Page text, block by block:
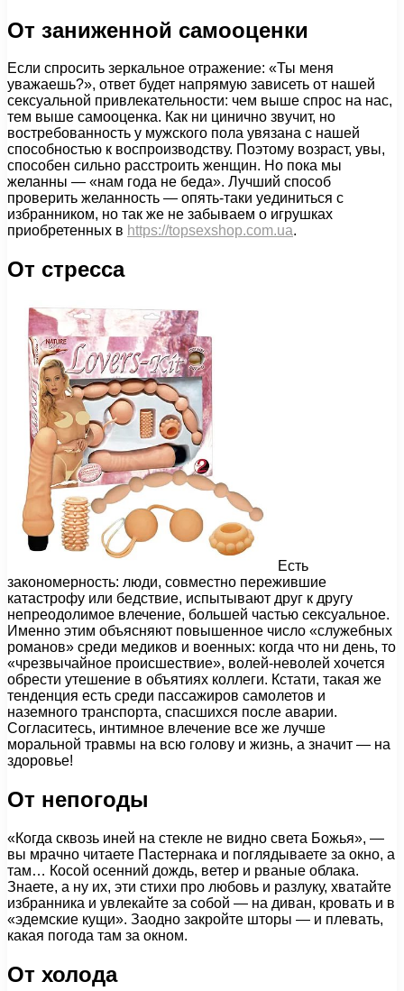
От заниженной самооценки
Если спросить зеркальное отражение: «Ты меня
уважаешь?», ответ будет напрямую зависеть от нашей
сексуальной привлекательности: чем выше спрос на нас,
тем выше самооценка. Как ни цинично звучит, но
востребованность у мужского пола увязана с нашей
способностью к воспроизводству. Поэтому возраст, увы,
способен сильно расстроить женщин. Но пока мы
желанны — «нам года не беда». Лучший способ
проверить желанность — опять-таки уединиться с
избранником, но так же не забываем о игрушках
приобретенных в https://topsexshop.com.ua.
От стресса
Есть
закономерность: люди, совместно пережившие
катастрофу или бедствие, испытывают друг к другу
непреодолимое влечение, большей частью сексуальное.
Именно этим объясняют повышенное число «служебных
романов» среди медиков и военных: когда что ни день, то
«чрезвычайное происшествие», волей-неволей хочется
обрести утешение в объятиях коллеги. Кстати, такая же
тенденция есть среди пассажиров самолетов и
наземного транспорта, спасшихся после аварии.
Согласитесь, интимное влечение все же лучше
моральной травмы на всю голову и жизнь, а значит — на
здоровье!
От непогоды
«Когда сквозь иней на стекле не видно света Божья», —
вы мрачно читаете Пастернака и поглядываете за окно, а
там… Косой осенний дождь, ветер и рваные облака.
Знаете, а ну их, эти стихи про любовь и разлуку, хватайте
избранника и увлекайте за собой — на диван, кровать и в
«эдемские кущи». Заодно закройте шторы — и плевать,
какая погода там за окном.
От холода